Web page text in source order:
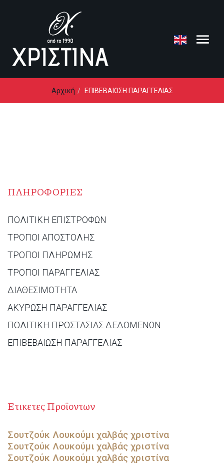
Αρχική ΕΠΙΒΕΒΑΙΩΣΗ ΠΑΡΑΓΓΕΛΙΑΣ
ΠΛΗΡΟΦΟΡΙΕΣ
ΠΟΛΙΤΙΚΗ ΕΠΙΣΤΡΟΦΩΝ
ΤΡΟΠΟΙ ΑΠΟΣΤΟΛΗΣ
ΤΡΟΠΟΙ ΠΛΗΡΩΜΗΣ
ΤΡΟΠΟΙ ΠΑΡΑΓΓΕΛΙΑΣ
ΔΙΑΘΕΣΙΜΟΤΗΤΑ
ΑΚΥΡΩΣΗ ΠΑΡΑΓΓΕΛΙΑΣ
ΠΟΛΙΤΙΚΗ ΠΡΟΣΤΑΣΙΑΣ ΔΕΔΟΜΕΝΩΝ
ΕΠΙΒΕΒΑΙΩΣΗ ΠΑΡΑΓΓΕΛΙΑΣ
Ετικετες Προϊοντων
Σουτζούκ Λουκούμι χαλβάς χριστίνα
Σουτζούκ Λουκούμι χαλβάς χριστίνα
Σουτζούκ Λουκούμι χαλβάς χριστίνα